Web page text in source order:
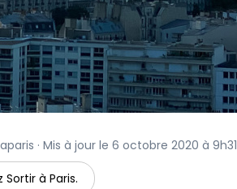
· Mis à jour le 6 octobre 2020 à 9h31
à Paris.